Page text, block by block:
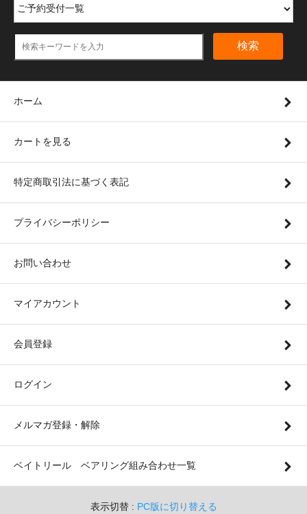
検索
ホーム
カートを見る
特定商取引法に基づく表記
プライバシーポリシー
お問い合わせ
マイアカウント
会員登録
ログイン
メルマガ登録・解除
ベイトリール ベアリング組み合わせ一覧
表示切替 : PC版に切り替える